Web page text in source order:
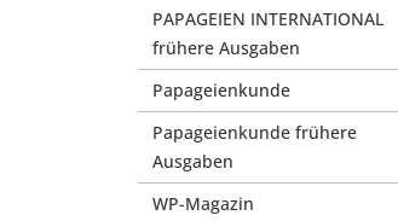
PAPAGEIEN INTERNATIONAL
frühere Ausgaben
Papageienkunde
Papageienkunde frühere
Ausgaben
WP-Magazin